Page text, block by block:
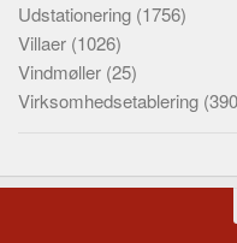
Udstationering (1756)
Villaer (1026)
Vindmøller (25)
Virksomhedsetablering